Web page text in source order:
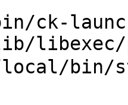
ck-
libexec/
bin/